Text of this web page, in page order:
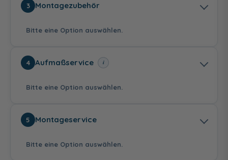
Beschichtung
120,00 €
auf Duschwanne bodeneben
3 Montagezubehör
Bitte eine Option auswählen.
4 Aufmaßservice i
Bitte eine Option auswählen.
5 Montageservice
Bitte eine Option auswählen.